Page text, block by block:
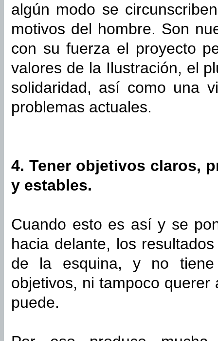
algún modo se
motivos del hombre. Son
con su fuerza el proyecto
valores de la Ilustración, el
solidaridad, así como una
problemas actuales.
4. Tener objetivos claros,
y estables.
Cuando esto es así y se
hacia delante, los
de la esquina, y no
objetivos, ni tampoco
puede.